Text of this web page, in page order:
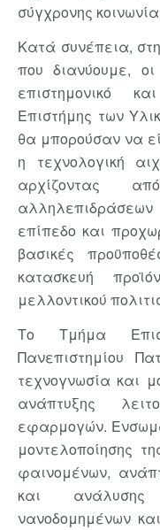
σύγχρονης
Κατά συνέπεια,
που διανύουμε,
επιστημονικό
Επιστήμης των
θα μπορούσαν να
η τεχνολογική
αρχίζοντας
επίπεδο και
βασικές
κατασκευή
μελλοντικού
Το Τμήμα
Πανεπιστημίου
τεχνογνωσία και
ανάπτυξης
εφαρμογών.
μοντελοποίησης
φαινομένων,
και ανάλυσης
νανοδομημένων